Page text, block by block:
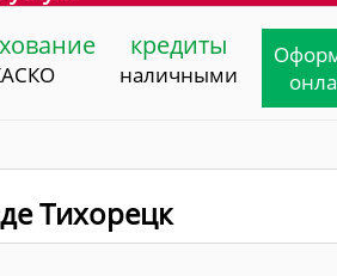
кредиты
наличными
Тихорецк